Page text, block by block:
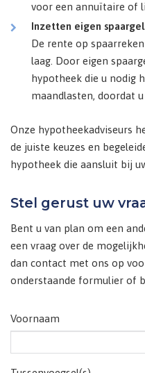
voor een annuïtaire of
Inzetten eigen
De rente op
laag. Door eigen
hypotheek die u nodig
maandlasten, doordat
Onze hypotheekadviseurs
de juiste keuzes en
hypotheek die aansluit bij
Stel gerust uw
Bent u van plan om een
een vraag over de
dan contact met ons op
onderstaande formulier of
Voornaam